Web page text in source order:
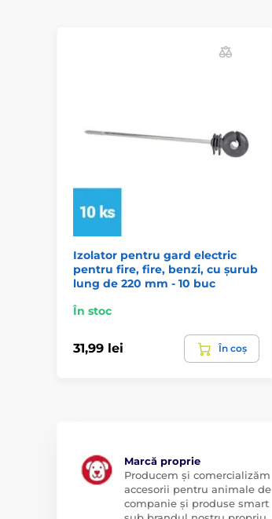
Izolator pentru gard electric
pentru fire, fire, benzi, cu șurub
lung de 220 mm - 10 buc
În stoc
31,99 lei În coș
Marcă proprie
Producem și comercializăm
accesorii pentru animale de
companie și produse smart